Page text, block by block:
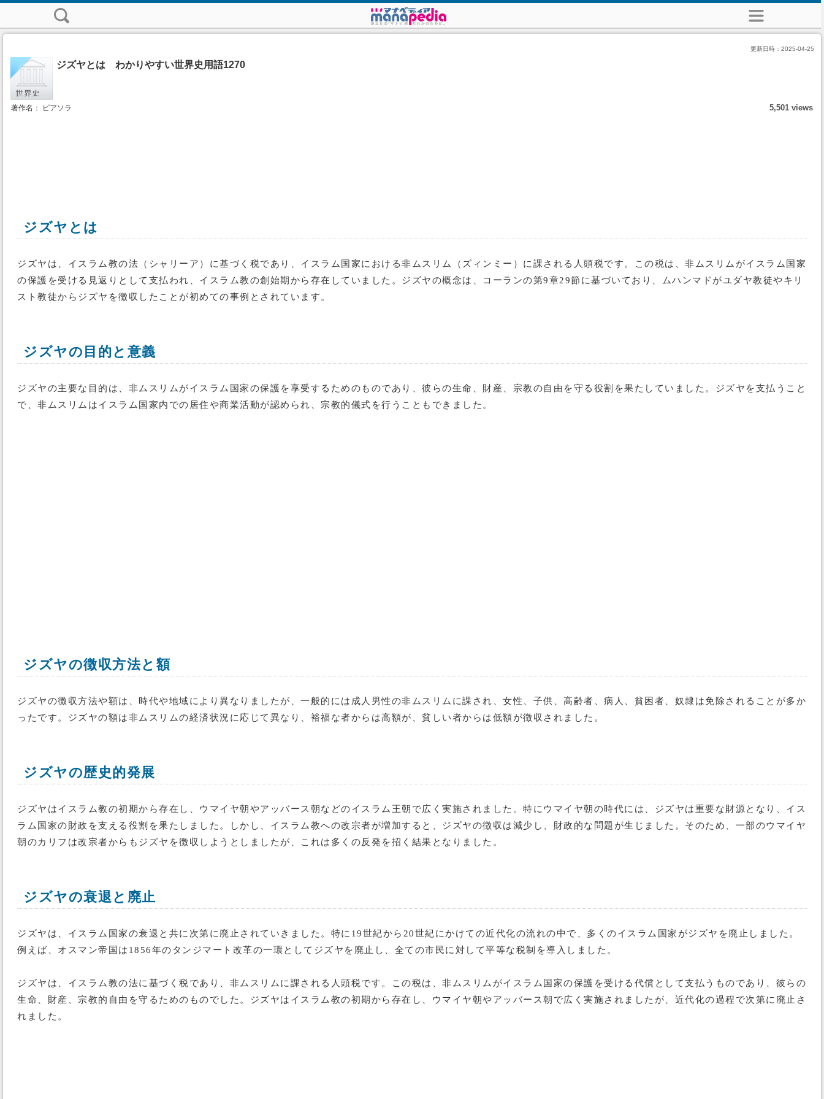
更新日時： 2025-04-25
ジズヤとは わかりやすい世界史用語1270
著作名： ピアソラ 5,501 views
ジズヤとは
ジズヤは、イスラム教の法（シャリーア）に基づく税であり、イスラム国家における非ムスリム（ズィンミー）に課される人頭税です。この税は、非ムスリムがイスラム国家
の保護を受ける見返りとして支払われ、イスラム教の創始期から存在していました。ジズヤの概念は、コーランの第9章29節に基づいており、ムハンマドがユダヤ教徒やキリ
スト教徒からジズヤを徴収したことが初めての事例とされています。
ジズヤの目的と意義
ジズヤの主要な目的は、非ムスリムがイスラム国家の保護を享受するためのものであり、彼らの生命、財産、宗教の自由を守る役割を果たしていました。ジズヤを支払うこと
で、非ムスリムはイスラム国家内での居住や商業活動が認められ、宗教的儀式を行うこともできました。
ジズヤの徴収方法と額
ジズヤの徴収方法や額は、時代や地域により異なりましたが、一般的には成人男性の非ムスリムに課され、女性、子供、高齢者、病人、貧困者、奴隷は免除されることが多か
ったです。ジズヤの額は非ムスリムの経済状況に応じて異なり、裕福な者からは高額が、貧しい者からは低額が徴収されました。
ジズヤの歴史的発展
ジズヤはイスラム教の初期から存在し、ウマイヤ朝やアッバース朝などのイスラム王朝で広く実施されました。特にウマイヤ朝の時代には、ジズヤは重要な財源となり、イス
ラム国家の財政を支える役割を果たしました。しかし、イスラム教への改宗者が増加すると、ジズヤの徴収は減少し、財政的な問題が生じました。そのため、一部のウマイヤ
朝のカリフは改宗者からもジズヤを徴収しようとしましたが、これは多くの反発を招く結果となりました。
ジズヤの衰退と廃止
ジズヤは、イスラム国家の衰退と共に次第に廃止されていきました。特に19世紀から20世紀にかけての近代化の流れの中で、多くのイスラム国家がジズヤを廃止しました。
例えば、オスマン帝国は1856年のタンジマート改革の一環としてジズヤを廃止し、全ての市民に対して平等な税制を導入しました。
ジズヤは、イスラム教の法に基づく税であり、非ムスリムに課される人頭税です。この税は、非ムスリムがイスラム国家の保護を受ける代償として支払うものであり、彼らの
生命、財産、宗教的自由を守るためのものでした。ジズヤはイスラム教の初期から存在し、ウマイヤ朝やアッバース朝で広く実施されましたが、近代化の過程で次第に廃止さ
れました。